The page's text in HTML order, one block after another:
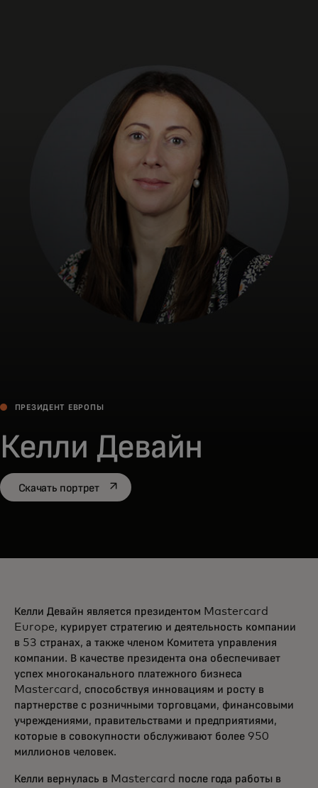
Для всего мира
Для новаторов
Новости и тренды
ПРЕЗИДЕНТ ЕВРОПЫ
Келли Девайн
Скачать портретopens in a new tab
Келли Девайн является президентом Mastercard
Europe, курирует стратегию и деятельность компании
в 53 странах, а также членом Комитета управления
компании. В качестве президента она обеспечивает
успех многоканального платежного бизнеса
Mastercard, способствуя инновациям и росту в
партнерстве с розничными торговцами, финансовыми
учреждениями, правительствами и предприятиями,
которые в совокупности обслуживают более 950
миллионов человек.
Келли вернулась в Mastercard после года работы в